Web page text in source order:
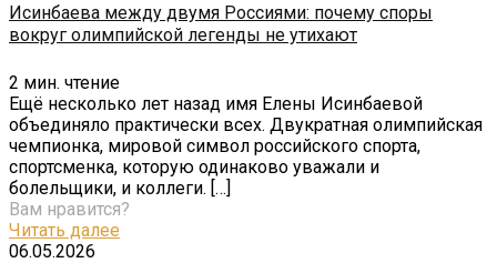
Исинбаева между двумя Россиями: почему споры
вокруг олимпийской легенды не утихают
2 мин. чтение
Ещё несколько лет назад имя Елены Исинбаевой
объединяло практически всех. Двукратная олимпийская
чемпионка, мировой символ российского спорта,
спортсменка, которую одинаково уважали и
болельщики, и коллеги. […]
Вам нравится?
Читать далее
06.05.2026